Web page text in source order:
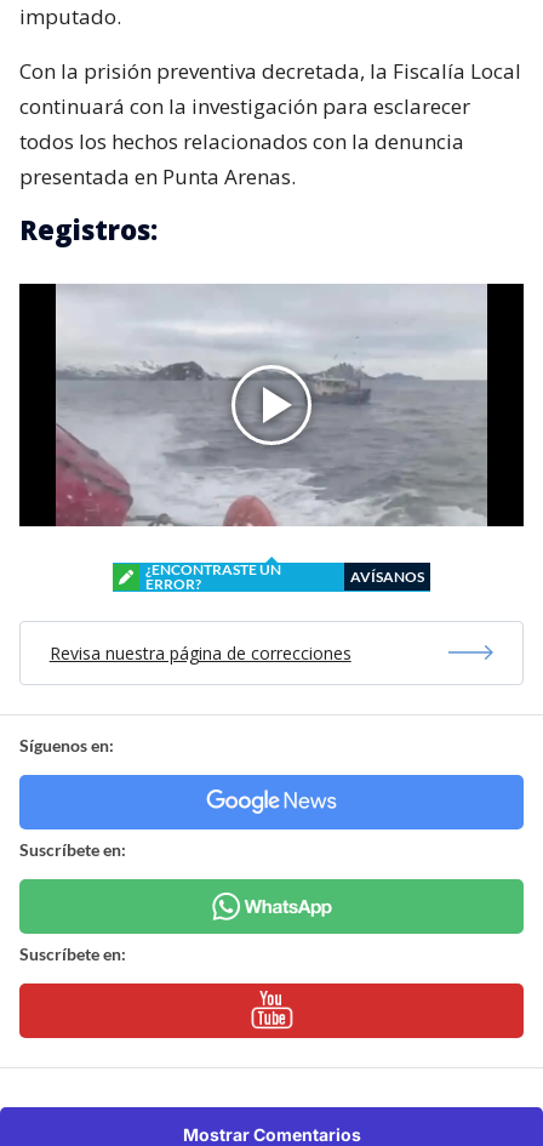
imputado.
Con la prisión preventiva decretada, la Fiscalía Local
continuará con la investigación para esclarecer
todos los hechos relacionados con la denuncia
presentada en Punta Arenas.
Registros:
¿ENCONTRASTE UN
ERROR?
AVÍSANOS
Revisa nuestra página de correcciones
Síguenos en:
Suscríbete en:
Suscríbete en:
Mostrar Comentarios